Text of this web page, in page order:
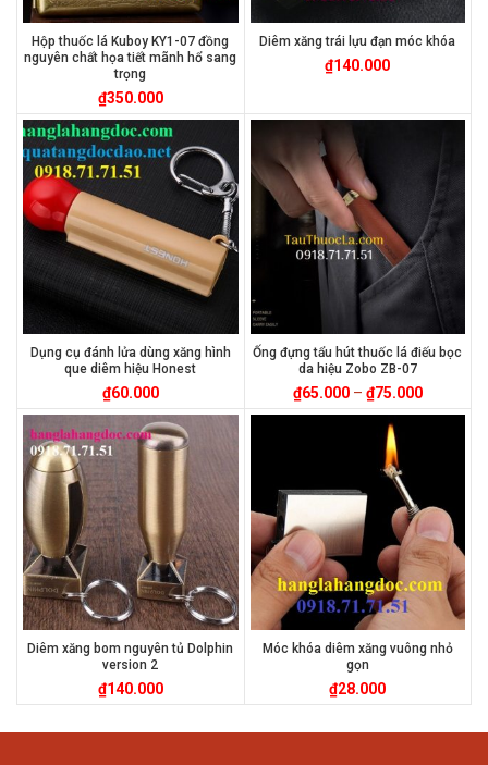
Hộp thuốc lá Kuboy KY1-07 đồng
nguyên chất họa tiết mãnh hổ sang
trọng
₫350.000
Diêm xăng trái lựu đạn móc khóa
₫140.000
Dụng cụ đánh lửa dùng xăng hình
que diêm hiệu Honest
₫60.000
Ống đựng tẩu hút thuốc lá điếu bọc
da hiệu Zobo ZB-07
₫65.000– ₫75.000
Diêm xăng bom nguyên tủ Dolphin
version 2
₫140.000
Móc khóa diêm xăng vuông nhỏ
gọn
₫28.000